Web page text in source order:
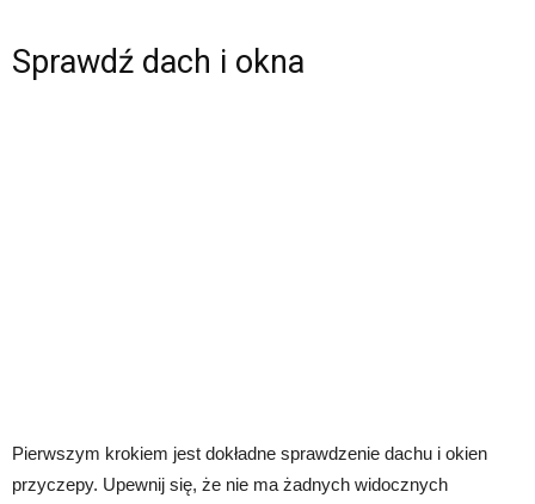
Sprawdź dach i okna
Pierwszym krokiem jest dokładne sprawdzenie dachu i okien
przyczepy. Upewnij się, że nie ma żadnych widocznych